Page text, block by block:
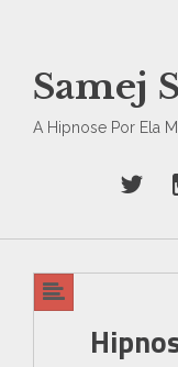
Samej
A Hipnose Por Ela